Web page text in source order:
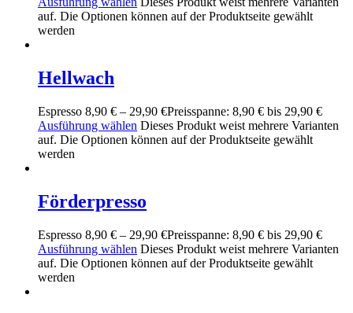
auf. Die Optionen können auf der Produktseite gewählt
werden
Hellwach
Espresso 8,90 € – 29,90 €Preisspanne: 8,90 € bis 29,90 €
Ausführung wählen Dieses Produkt weist mehrere Varianten
auf. Die Optionen können auf der Produktseite gewählt
werden
Förderpresso
Espresso 8,90 € – 29,90 €Preisspanne: 8,90 € bis 29,90 €
Ausführung wählen Dieses Produkt weist mehrere Varianten
auf. Die Optionen können auf der Produktseite gewählt
werden